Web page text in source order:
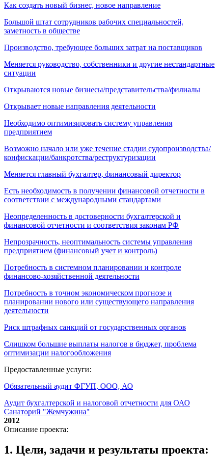
Как создать новый бизнес, новое направление
Большой штат сотрудников рабочих специальностей,
заметность в обществе
Производство, требующее больших затрат на поставщиков
Меняется руководство, собственники и другие нестандартные
ситуации
Открываются новые бизнесы/представительства/филиалы
Открывает новые направления деятельности
Необходимо оптимизировать систему управления
предприятием
Возможно начало или уже течение стадии судопроизводства/
конфискации/банкротства/реструктуризации
Меняется главный бухгалтер, финансовый директор
Есть необходимость в получении финансовой отчетности в
соответствии с международными стандартами
Неопределенность в достоверности бухгалтерской и
финансовой отчетности и соответствия законам РФ
Непрозрачность, неоптимальность системы управления
предприятием (финансовый учет и контроль)
Потребность в системном планировании и контроле
финансово-хозяйственной деятельности
Потребность в точном экономическом прогнозе и
планировании нового или существующего направления
деятельности
Риск штрафных санкций от государственных органов
Слишком большие выплаты налогов в бюджет, проблема
оптимизации налогообложения
Предоставленные услуги:
Обязательный аудит ФГУП, ООО, АО
Аудит бухгалтерской и налоговой отчетности для ОАО
Санаторий "Жемчужина"
2012
Описание проекта:
1. Цели, задачи и результаты проекта: